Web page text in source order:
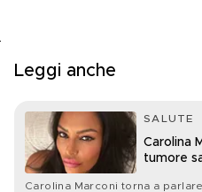
Leggi anche
SALUTE
Carolina
tumore
Carolina Marconi torna a